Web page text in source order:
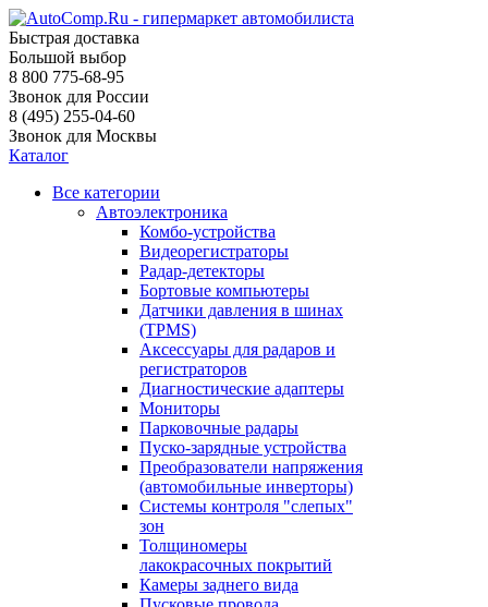
Быстрая доставка
Большой выбор
8 800 775-68-95
Звонок для России
8 (495) 255-04-60
Звонок для Москвы
Каталог
Все категории
Автоэлектроника
Комбо-устройства
Видеорегистраторы
Радар-детекторы
Бортовые компьютеры
Датчики давления в шинах
(TPMS)
Аксессуары для радаров и
регистраторов
Диагностические адаптеры
Мониторы
Парковочные радары
Пуско-зарядные устройства
Преобразователи напряжения
(автомобильные инверторы)
Системы контроля "слепых"
зон
Толщиномеры
лакокрасочных покрытий
Камеры заднего вида